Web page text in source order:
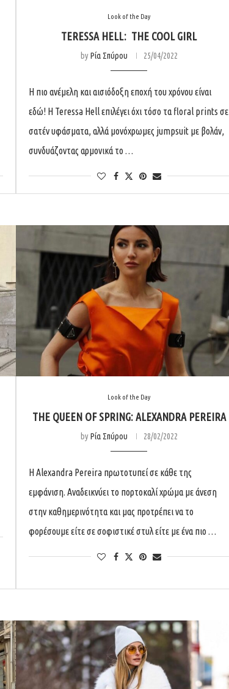
Look of the Day
TERESSA HELL: THE COOL GIRL
byΡία Σπύρου 25/04/2022
Η πιο ανέμελη και αισιόδοξη εποχή του χρόνου είναι
εδώ! Η Teressa Hell επιλέγει όχι τόσο τα floral prints σε
σατέν υφάσματα, αλλά μονόχρωμες jumpsuit με βολάν,
συνδυάζοντας αρμονικά το …
Look of the Day
THE QUEEN OF SPRING: ALEXANDRA PEREIRA
byΡία Σπύρου 28/02/2022
Η Alexandra Pereira πρωτοτυπεί σε κάθε της
εμφάνιση. Αναδεικνύει το πορτοκαλί χρώμα με άνεση
στην καθημερινότητα και μας προτρέπει να το
φορέσουμε είτε σε σοφιστικέ στυλ είτε με ένα πιο …